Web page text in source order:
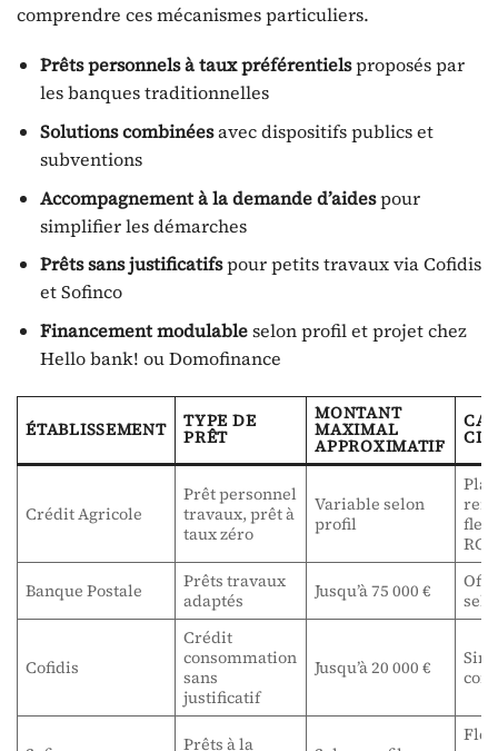
comprendre ces mécanismes particuliers.
Prêts personnels à taux préférentielsproposés par
les banques traditionnelles
Solutions combinéesavec dispositifs publics et
subventions
Accompagnement à la demande d’aidespour
simplifier les démarches
Prêts sans justificatifspour petits travaux via Cofidis
et Sofinco
Financement modulableselon profil et projet chez
Hello bank! ou Domofinance
ÉTABLISSEMENT TYPE DE
PRÊT
MONTANT
MAXIMAL
APPROXIMATIF
Crédit Agricole
Prêt personnel
travaux, prêt à
taux zéro
Variable selon
profil
RGE
Banque Postale
Prêts travaux
adaptés
Jusqu’à 75 000 €
Cofidis
Crédit
consommation
sans
justificatif
Jusqu’à 20 000 €
Prêts à la